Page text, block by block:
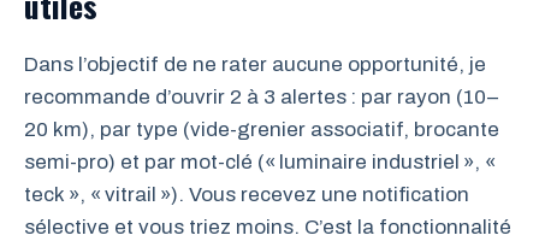
Dans l’objectif de ne rater aucune opportunité, je
recommande d’ouvrir 2 à 3 alertes : par rayon (10–
20 km), par type (vide-grenier associatif, brocante
semi-pro) et par mot-clé (« luminaire industriel », «
teck », « vitrail »). Vous recevez une notification
sélective et vous triez moins. C’est la fonctionnalité